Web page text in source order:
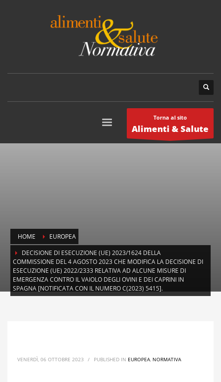
Torna al sito
Alimenti & Salute
HOME
EUROPEA
DECISIONE DI ESECUZIONE (UE) 2023/1624 DELLA
COMMISSIONE DEL 4 AGOSTO 2023 CHE MODIFICA LA DECISIONE DI
ESECUZIONE (UE) 2022/2333 RELATIVA AD ALCUNE MISURE DI
EMERGENZA CONTRO IL VAIOLO DEGLI OVINI E DEI CAPRINI IN
SPAGNA [NOTIFICATA CON IL NUMERO C(2023) 5415].
VENERDÌ, 06 OTTOBRE 2023 / PUBLISHED IN EUROPEA, NORMATIVA